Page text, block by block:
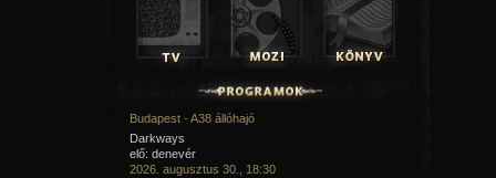
Budapest - A38 állóhajó
Darkways
elő: denevér
2026. augusztus 30., 18:30